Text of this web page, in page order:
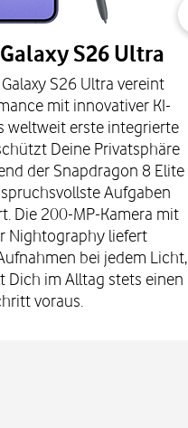
S26 Ultra
S26 Ultra vereint
mit innovativer KI-
weltweit erste integrierte
Deine Privatsphäre
der Snapdragon 8 Elite
Aufgaben
Die 200-MP-Kamera mit
Nightography liefert
bei jedem Licht,
Dich im Alltag stets einen
voraus.